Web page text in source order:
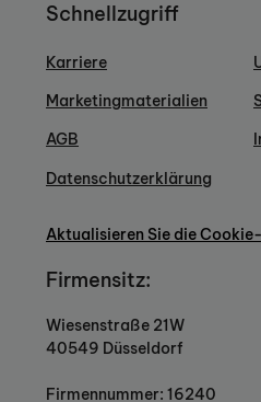
Schnellzugriff
Karriere
Marketingmaterialien
AGB
Datenschutzerklärung
Aktualisieren Sie die
Firmensitz:
Wiesenstraße 21W
40549 Düsseldorf
Firmennummer: 16240